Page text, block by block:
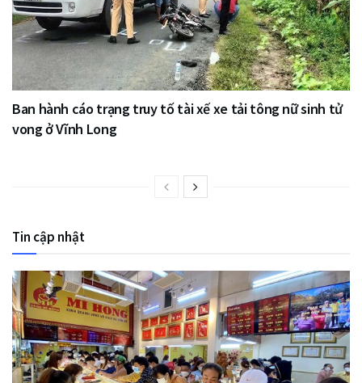
Ban hành cáo trạng truy tố tài xế xe tải tông nữ sinh tử
vong ở Vĩnh Long
Tin cập nhật